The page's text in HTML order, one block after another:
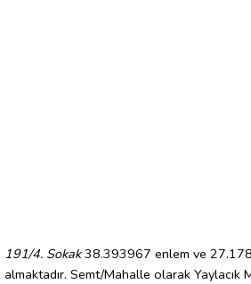
191/4. Sokak38.393967 enlem ve
almaktadır. Semt/Mahalle olarak Yaylacık